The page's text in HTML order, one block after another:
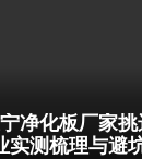
净化板厂家
实测梳理与避